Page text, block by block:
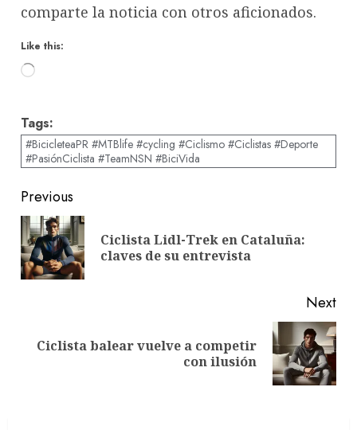
comparte la noticia con otros aficionados.
Like this:
Loading…
Tags:
#BicicleteaPR #MTBlife #cycling #Ciclismo #Ciclistas #Deporte
#PasiónCiclista #TeamNSN #BiciVida
Post
navigation
Previous
Ciclista Lidl-Trek en Cataluña:
claves de su entrevista
Next
Next
Ciclista balear vuelve a competir
con ilusión